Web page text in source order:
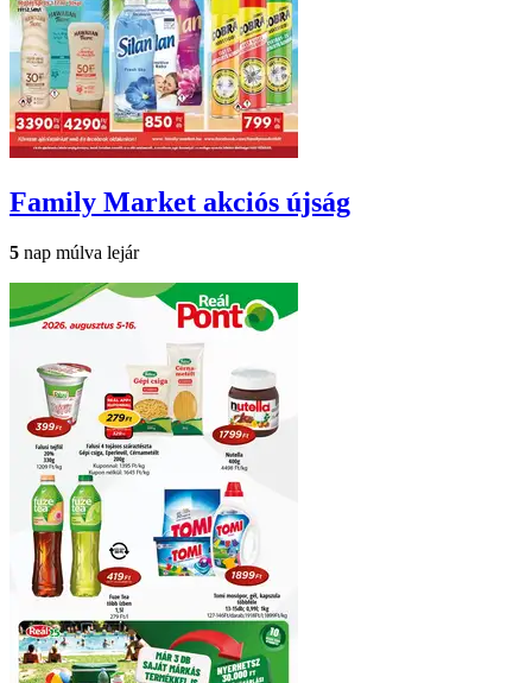
Family Market akciós újság
5 nap múlva lejár